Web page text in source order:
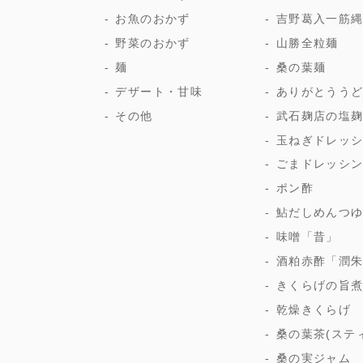
お魚のおかず
野菜のおかず
麺
デザート・甘味
その他
吉野葛入一筋
山勝全粒麺
桑の葉麺
ありがとうう
武石麹店の塩麹
玉ねぎドレッ
ごまドレッシ
ポン酢
鮎だしめんつゆ
味噌「昔」
酒粕赤酢「潤朱
きくらげの旨煮
乾燥きくらげ
桑の葉茶(ステ
桑の実ジャム